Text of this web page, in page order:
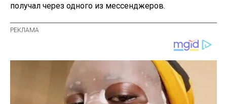
получал через одного из мессенджеров.